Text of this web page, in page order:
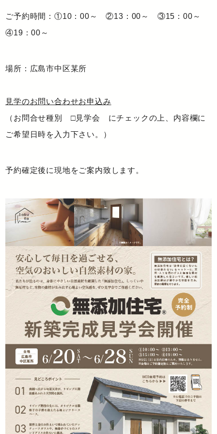
ご予約時間：①10：00～ ②13：00～ ③15：00～
④19：00～
場所：広島市中区某所
見学のお問い合わせお申込み
（お問合せ種別 □見学会 にチェックの上、内容欄に
ご希望日時を入力下さい。）
予約確定後に現地をご案内致します。